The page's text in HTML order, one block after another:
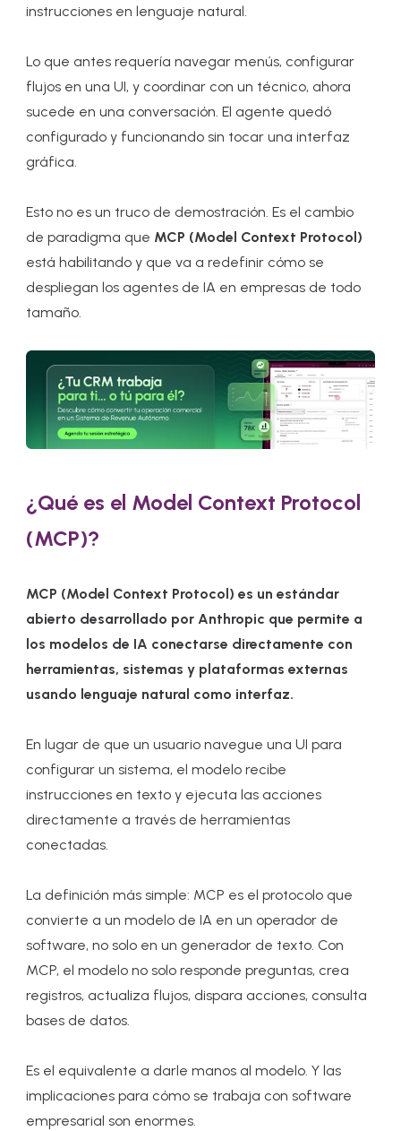
instrucciones en lenguaje natural.
Lo que antes requería navegar menús, configurar
flujos en una UI, y coordinar con un técnico, ahora
sucede en una conversación. El agente quedó
configurado y funcionando sin tocar una interfaz
gráfica.
Esto no es un truco de demostración. Es el cambio
de paradigma que MCP (Model Context Protocol)
está habilitando y que va a redefinir cómo se
despliegan los agentes de IA en empresas de todo
tamaño.
¿Qué es el Model Context Protocol
(MCP)?
MCP (Model Context Protocol) es un estándar
abierto desarrollado por Anthropic que permite a
los modelos de IA conectarse directamente con
herramientas, sistemas y plataformas externas
usando lenguaje natural como interfaz.
En lugar de que un usuario navegue una UI para
configurar un sistema, el modelo recibe
instrucciones en texto y ejecuta las acciones
directamente a través de herramientas
conectadas.
La definición más simple: MCP es el protocolo que
convierte a un modelo de IA en un operador de
software, no solo en un generador de texto. Con
MCP, el modelo no solo responde preguntas, crea
registros, actualiza flujos, dispara acciones, consulta
bases de datos.
Es el equivalente a darle manos al modelo. Y las
implicaciones para cómo se trabaja con software
empresarial son enormes.